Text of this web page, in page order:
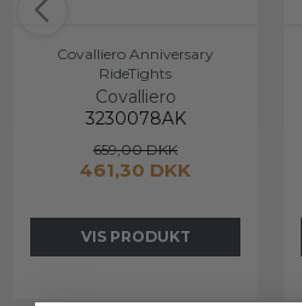
Covalliero Anniversary
RideTights
Covalliero
3230078AK
659,00 DKK
461,30 DKK
VIS PRODUKT